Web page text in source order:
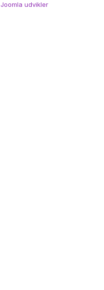
Joomla udvikler